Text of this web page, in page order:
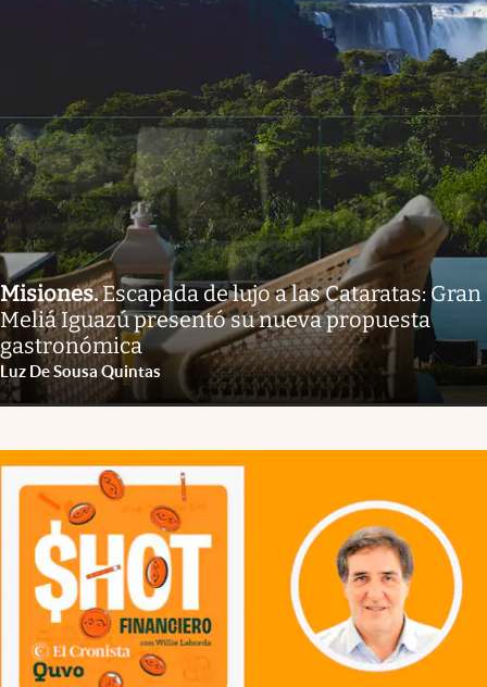
Misiones.Escapada de lujo a las Cataratas: Gran
Meliá Iguazú presentó su nueva propuesta
gastronómica
Luz De Sousa Quintas